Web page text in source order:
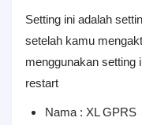
Setting ini adalah
setelah kamu
menggunakan setting
restart
Nama : XL GPRS